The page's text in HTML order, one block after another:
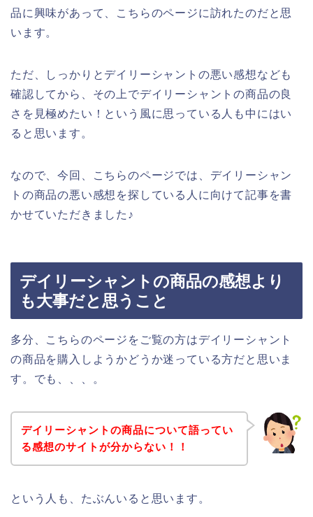
品に興味があって、こちらのページに訪れたのだと思
います。
ただ、しっかりとデイリーシャントの悪い感想なども
確認してから、その上でデイリーシャントの商品の良
さを見極めたい！という風に思っている人も中にはい
ると思います。
なので、今回、こちらのページでは、デイリーシャン
トの商品の悪い感想を探している人に向けて記事を書
かせていただきました♪
デイリーシャントの商品の感想より
も大事だと思うこと
多分、こちらのページをご覧の方はデイリーシャント
の商品を購入しようかどうか迷っている方だと思いま
す。でも、、、。
デイリーシャントの商品について語ってい
る感想のサイトが分からない！！
という人も、たぶんいると思います。